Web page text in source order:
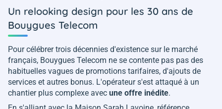
Un relooking design pour les 30 ans de
Bouygues Telecom
Pour célébrer trois décennies d'existence sur le marché
français, Bouygues Telecom ne se contente pas pas des
habituelles vagues de promotions tarifaires, d'ajouts de
services et autres bonus. L'opérateur s'est attaqué à un
chantier plus complexe avec une offre inédite.